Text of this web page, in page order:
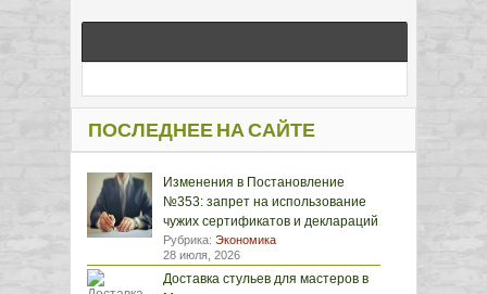
ПОСЛЕДНЕЕ НА САЙТЕ
Изменения в Постановление
№353: запрет на использование
чужих сертификатов и деклараций
Рубрика: Экономика
28 июля, 2026
Доставка стульев для мастеров в